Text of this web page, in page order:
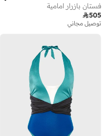
فستان بازرار امامية
505
توصيل مجاني